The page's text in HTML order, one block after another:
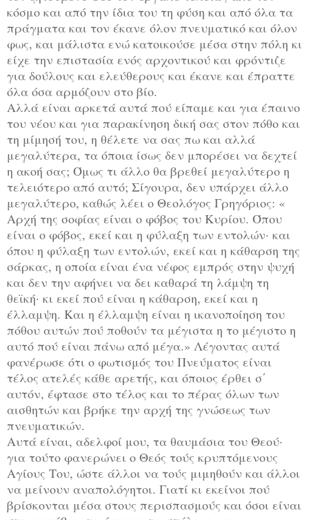
κόσμο και από την ίδια του τη φύση και από όλα τα
πράγματα και τον έκανε όλον πνευματικό και όλον
φως, και μάλιστα ενώ κατοικούσε μέσα στην πόλη κι
είχε την επιστασία ενός αρχοντικού και φρόντιζε
για δούλους και ελεύθερους και έκανε και έπραττε
όλα όσα αρμόζουν στο βίο.
Αλλά είναι αρκετά αυτά πού είπαμε και για έπαινο
του νέου και για παρακίνηση δική σας στον πόθο και
τη μίμησή του, η θέλετε να σας πω και αλλά
μεγαλύτερα, τα όποια ίσως δεν μπορέσει να δεχτεί
η ακοή σας; Όμως τι άλλο θα βρεθεί μεγαλύτερο η
τελειότερο από αυτό; Σίγουρα, δεν υπάρχει άλλο
μεγαλύτερο, καθώς λέει ο Θεολόγος Γρηγόριος: «
Αρχή της σοφίας είναι ο φόβος του Κυρίου. Όπου
είναι ο φόβος, εκεί και η φύλαξη των εντολών· και
όπου η φύλαξη των εντολών, εκεί και η κάθαρση της
σάρκας, η οποία είναι ένα νέφος εμπρός στην ψυχή
και δεν την αφήνει να δει καθαρά τη λάμψη τη
θεϊκή· κι εκεί πού είναι η κάθαρση, εκεί και η
έλλαμψη. Και η έλλαμψη είναι η ικανοποίηση του
πόθου αυτών πού ποθούν τα μέγιστα η το μέγιστο η
αυτό πού είναι πάνω από μέγα.» Λέγοντας αυτά
φανέρωσε ότι ο φωτισμός του Πνεύματος είναι
τέλος ατελές κάθε αρετής, και όποιος έρθει σ΄
αυτόν, έφτασε στο τέλος και το πέρας όλων των
αισθητών και βρήκε την αρχή της γνώσεως των
πνευματικών.
Αυτά είναι, αδελφοί μου, τα θαυμάσια του Θεού·
για τούτο φανερώνει ο Θεός τούς κρυπτόμενους
Αγίους Του, ώστε άλλοι να τούς μιμηθούν και άλλοι
να μείνουν αναπολόγητοι. Γιατί κι εκείνοι πού
βρίσκονται μέσα στους περισπασμούς και όσοι είναι